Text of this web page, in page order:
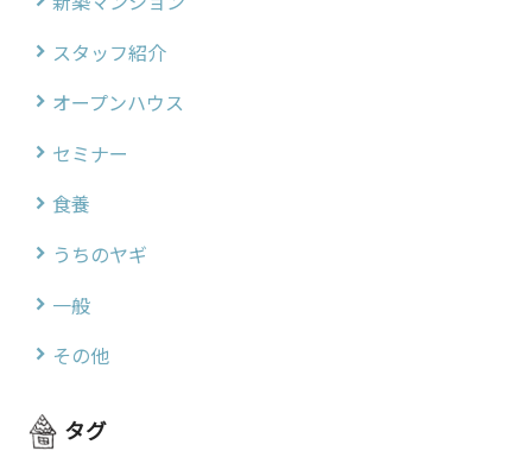
スタッフ紹介
オープンハウス
セミナー
食養
うちのヤギ
一般
その他
タグ